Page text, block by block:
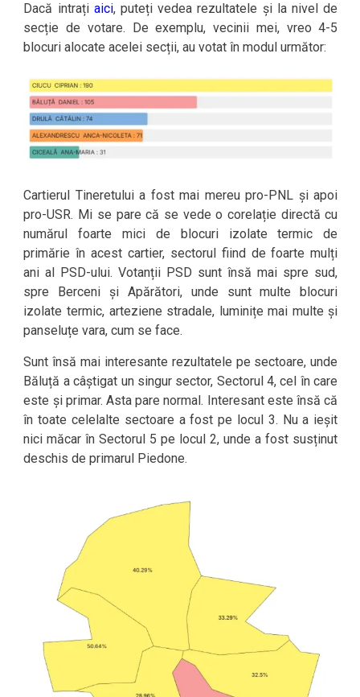
Dacă intrați aici, puteți vedea rezultatele și la nivel de
secție de votare. De exemplu, vecinii mei, vreo 4-5
blocuri alocate acelei secții, au votat în modul următor:
Cartierul Tineretului a fost mai mereu pro-PNL și apoi
pro-USR. Mi se pare că se vede o corelație directă cu
numărul foarte mici de blocuri izolate termic de
primărie în acest cartier, sectorul fiind de foarte mulți
ani al PSD-ului. Votanții PSD sunt însă mai spre sud,
spre Berceni și Apărători, unde sunt multe blocuri
izolate termic, arteziene stradale, luminițe mai multe și
panseluțe vara, cum se face.
Sunt însă mai interesante rezultatele pe sectoare, unde
Băluță a câștigat un singur sector, Sectorul 4, cel în care
este și primar. Asta pare normal. Interesant este însă că
în toate celelalte sectoare a fost pe locul 3. Nu a ieșit
nici măcar în Sectorul 5 pe locul 2, unde a fost susținut
deschis de primarul Piedone.